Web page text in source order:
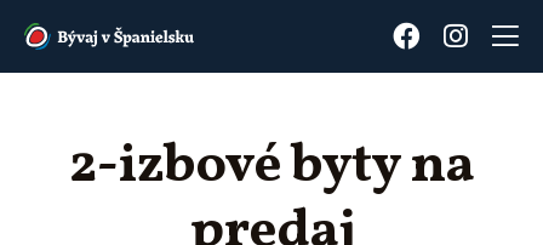
2-izbové byty na